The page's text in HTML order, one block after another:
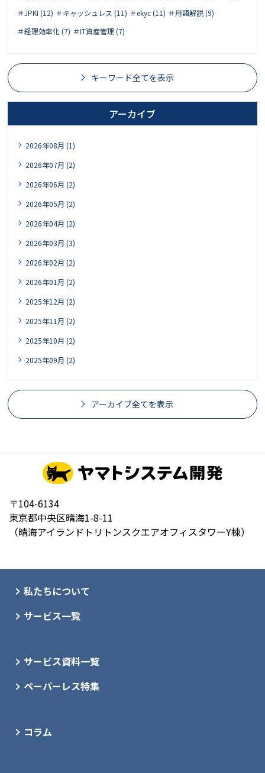
＃JPKI (12) ＃キャッシュレス (11) ＃ekyc (11) ＃用語解説 (9)
＃経理効率化 (7) ＃IT資産管理 (7)
キーワード全てを表示
アーカイブ
2026年08月 (1)
2026年07月 (2)
2026年06月 (2)
2026年05月 (2)
2026年04月 (2)
2026年03月 (3)
2026年02月 (2)
2026年01月 (2)
2025年12月 (2)
2025年11月 (2)
2025年10月 (2)
2025年09月 (2)
アーカイブ全てを表示
〒104-6134
東京都中央区晴海1-8-11
（晴海アイランドトリトンスクエアオフィスタワーY棟）
私たちについて
サービス一覧
サービス資料一覧
ペーパーレス特集
コラム